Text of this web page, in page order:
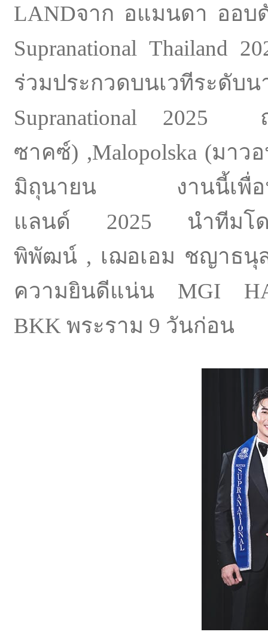
LANDจาก อแมนดา ออบ
Supranational Thailand
ร่วมประกวดบนเวทีระดับ
Supranational
ซาคซ์) ,Malopolska (มาว
มิถุนายน งานนี้เพื่
แลนด์ 2025 นำทีม
พิพัฒน์ , เฌอเอม ชญาธนุ
ความยินดีแน่น MGI
BKK พระราม 9 วันก่อน